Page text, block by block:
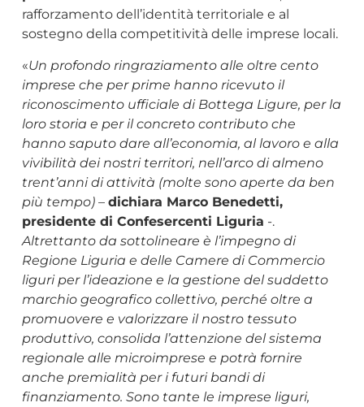
rafforzamento dell’identità territoriale e al
sostegno della competitività delle imprese locali.
«Un profondo ringraziamento alle oltre cento
imprese che per prime hanno ricevuto il
riconoscimento ufficiale di Bottega Ligure, per la
loro storia e per il concreto contributo che
hanno saputo dare all’economia, al lavoro e alla
vivibilità dei nostri territori, nell’arco di almeno
trent’anni di attività (molte sono aperte da ben
più tempo)– dichiara Marco Benedetti,
presidente di Confesercenti Liguria -.
Altrettanto da sottolineare è l’impegno di
Regione Liguria e delle Camere di Commercio
liguri per l’ideazione e la gestione del suddetto
marchio geografico collettivo, perché oltre a
promuovere e valorizzare il nostro tessuto
produttivo, consolida l’attenzione del sistema
regionale alle microimprese e potrà fornire
anche premialità per i futuri bandi di
finanziamento. Sono tante le imprese liguri,